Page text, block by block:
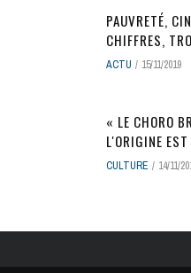
PAUVRETÉ,
CHIFFRES,
ACTU 15/11/2019
« LE CHORO
L'ORIGINE
CULTURE 14/11/